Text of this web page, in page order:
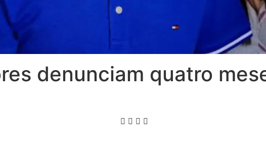
denunciam quatro